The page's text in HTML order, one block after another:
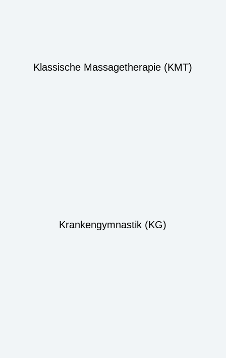
Klassische Massagetherapie (KMT)
Krankengymnastik (KG)